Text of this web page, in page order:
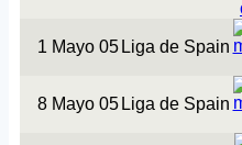
1 Mayo 05 Liga de Spain
8 Mayo 05 Liga de Spain